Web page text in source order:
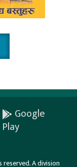
Google
Play
A division